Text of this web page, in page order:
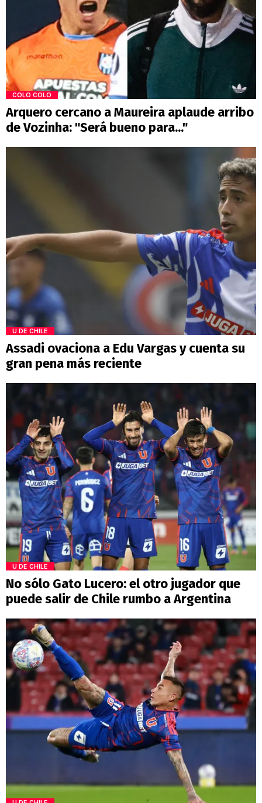
COLO COLO
Arquero cercano a Maureira aplaude arribo
de Vozinha: "Será bueno para..."
U DE CHILE
Assadi ovaciona a Edu Vargas y cuenta su
gran pena más reciente
U DE CHILE
No sólo Gato Lucero: el otro jugador que
puede salir de Chile rumbo a Argentina